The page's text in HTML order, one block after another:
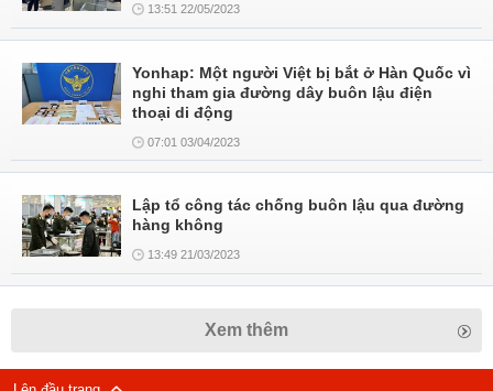
13:51 22/05/2023
Yonhap: Một người Việt bị bắt ở Hàn Quốc vì
nghi tham gia đường dây buôn lậu điện
thoại di động
07:01 03/04/2023
Lập tổ công tác chống buôn lậu qua đường
hàng không
13:49 21/03/2023
Xem thêm